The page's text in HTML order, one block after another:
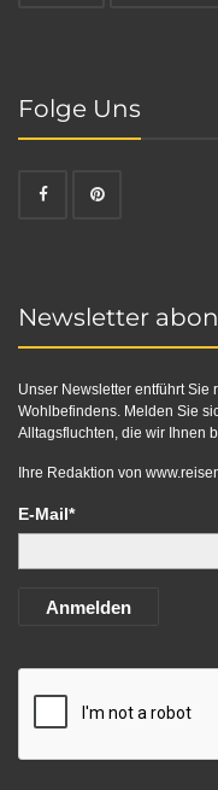
Folge Uns
Newsletter
Unser Newsletter entführt
Wohlbefindens. Melden Sie
Alltagsfluchten, die wir Ihnen
Ihre Redaktion von
E-Mail*
Anmelden